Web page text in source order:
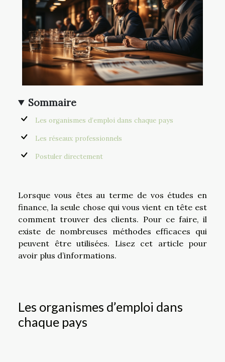
Sommaire
Les organismes d’emploi dans chaque pays
Les réseaux professionnels
Postuler directement
Lorsque vous êtes au terme de vos études en
finance, la seule chose qui vous vient en tête est
comment trouver des clients. Pour ce faire, il
existe de nombreuses méthodes efficaces qui
peuvent être utilisées. Lisez cet article pour
avoir plus d’informations.
Les organismes d’emploi dans
chaque pays